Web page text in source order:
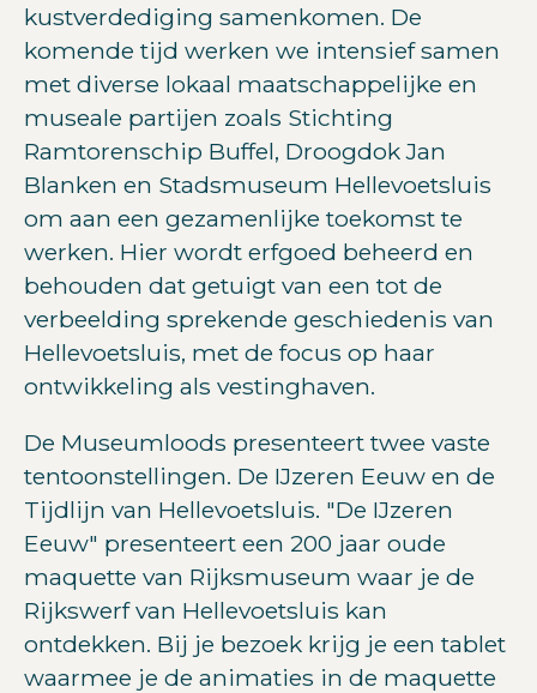
kustverdediging samenkomen. De
komende tijd werken we intensief samen
met diverse lokaal maatschappelijke en
museale partijen zoals Stichting
Ramtorenschip Buffel, Droogdok Jan
Blanken en Stadsmuseum Hellevoetsluis
om aan een gezamenlijke toekomst te
werken. Hier wordt erfgoed beheerd en
behouden dat getuigt van een tot de
verbeelding sprekende geschiedenis van
Hellevoetsluis, met de focus op haar
ontwikkeling als vestinghaven.
De Museumloods presenteert twee vaste
tentoonstellingen. De IJzeren Eeuw en de
Tijdlijn van Hellevoetsluis. "De IJzeren
Eeuw" presenteert een 200 jaar oude
maquette van Rijksmuseum waar je de
Rijkswerf van Hellevoetsluis kan
ontdekken. Bij je bezoek krijg je een tablet
waarmee je de animaties in de maquette